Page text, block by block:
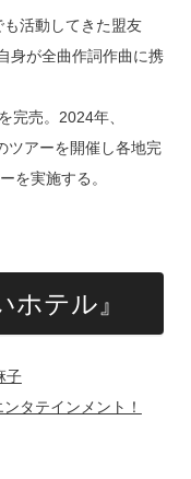
活動してきた盟友
身が全曲作詞作曲に携
完売。2024年、
ツアーを開催し各地完
を実施する。
テル』
子
タテインメント！